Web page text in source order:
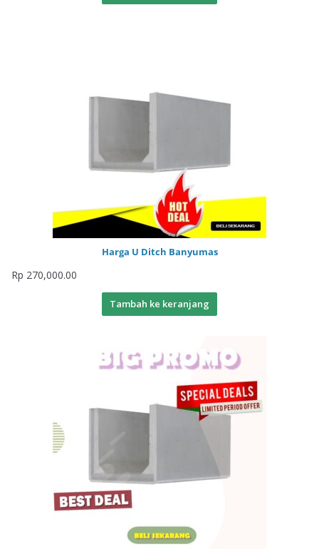
Harga U Ditch Banyumas
Rp 270,000.00
Tambah ke keranjang